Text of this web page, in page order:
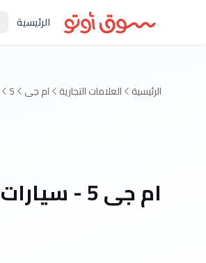
الرئيسية
الرئيسية العلامات التجارية ام جى 5
ام جى 5 - سيارات مستعملة